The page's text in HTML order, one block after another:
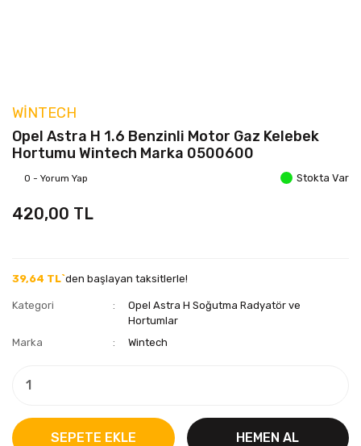
WINTECH
Opel Astra H 1.6 Benzinli Motor Gaz Kelebek
Hortumu Wintech Marka 0500600
0 - Yorum Yap Stokta Var
420,00 TL
39,64 TL`den başlayan taksitlerle!
Kategori
Opel Astra H Soğutma Radyatör ve
Hortumlar
Marka
Wintech
SEPETE EKLE HEMEN AL